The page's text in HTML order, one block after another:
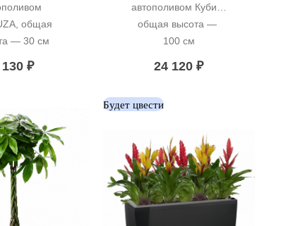
общая
— 30 см
₽
автополивом Кубис,
общая высота —
100 см
24 120₽
Будет цвести